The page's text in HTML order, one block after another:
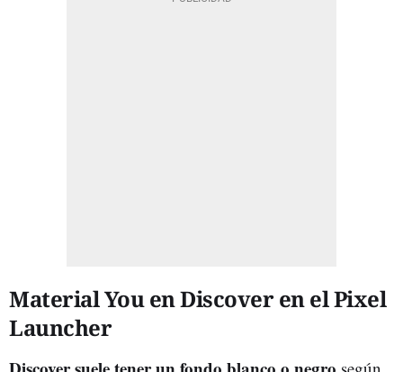
Material You en Discover en el Pixel
Launcher